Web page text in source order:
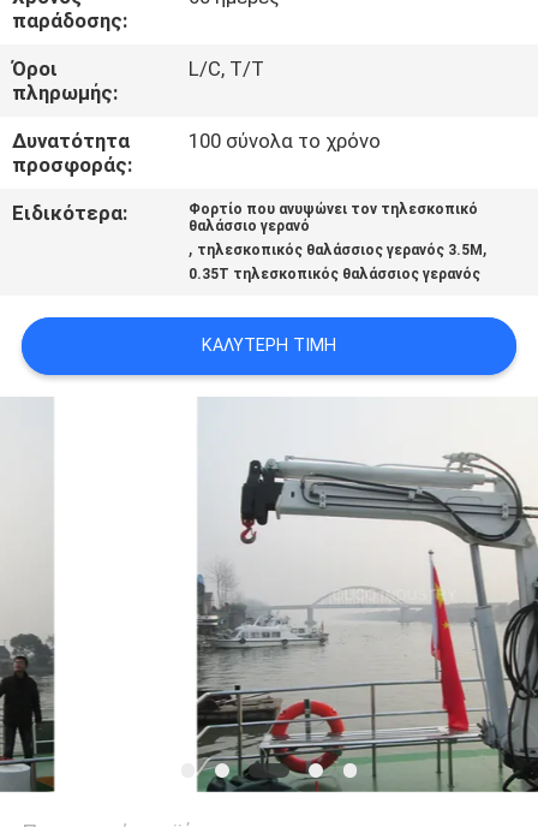
ΠΟΙΌΤΗΤΑΣ
ΕΙΔΉΣΕΙΣ
ΥΠΟΘΈΣΕΙΣ
SITEMAP
παράδοσης:
Όροι
πληρωμής:
L/C, T/T
Δυνατότητα
προσφοράς:
100 σύνολα το χρόνο
Ειδικότερα:
Φορτίο που ανυψώνει τον τηλεσκοπικό
θαλάσσιο γερανό
, τηλεσκοπικός θαλάσσιος γερανός 3.5M ,
0.35T τηλεσκοπικός θαλάσσιος γερανός
ΚΑΛΎΤΕΡΗ ΤΙΜΉ